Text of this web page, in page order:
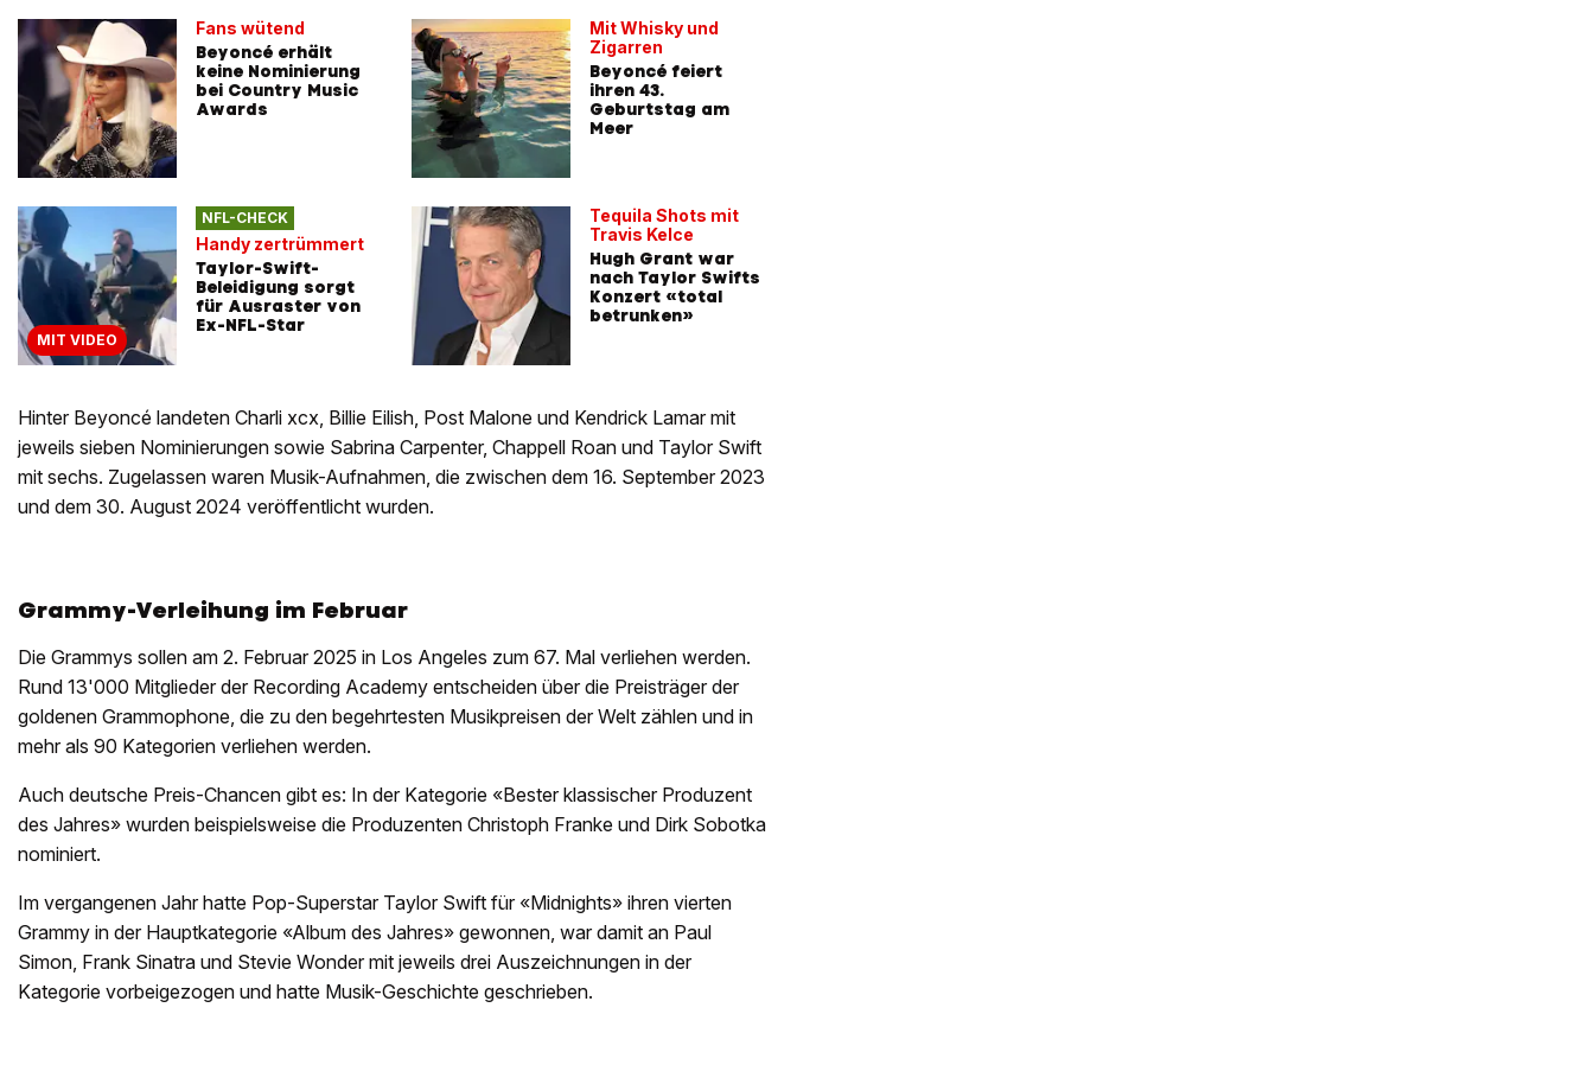
Fans wütend
Beyoncé erhält
keine Nominierung
bei Country Music
Awards
MIT VIDEO
NFL-CHECK
Handy zertrümmert
Taylor-Swift-
Beleidigung sorgt
für Ausraster von
Ex-NFL-Star
Mit Whisky und
Zigarren
Beyoncé feiert
ihren 43.
Geburtstag am
Meer
Tequila Shots mit
Travis Kelce
Hugh Grant war
nach Taylor Swifts
Konzert «total
betrunken»
Hinter Beyoncé landeten Charli xcx, Billie Eilish, Post Malone und Kendrick Lamar mit
jeweils sieben Nominierungen sowie Sabrina Carpenter, Chappell Roan und Taylor Swift
mit sechs. Zugelassen waren Musik-Aufnahmen, die zwischen dem 16. September 2023
und dem 30. August 2024 veröffentlicht wurden.
Grammy-Verleihung im Februar
Die Grammys sollen am 2. Februar 2025 in Los Angeles zum 67. Mal verliehen werden.
Rund 13'000 Mitglieder der Recording Academy entscheiden über die Preisträger der
goldenen Grammophone, die zu den begehrtesten Musikpreisen der Welt zählen und in
mehr als 90 Kategorien verliehen werden.
Auch deutsche Preis-Chancen gibt es: In der Kategorie «Bester klassischer Produzent
des Jahres» wurden beispielsweise die Produzenten Christoph Franke und Dirk Sobotka
nominiert.
Im vergangenen Jahr hatte Pop-Superstar Taylor Swift für «Midnights» ihren vierten
Grammy in der Hauptkategorie «Album des Jahres» gewonnen, war damit an Paul
Simon, Frank Sinatra und Stevie Wonder mit jeweils drei Auszeichnungen in der
Kategorie vorbeigezogen und hatte Musik-Geschichte geschrieben.